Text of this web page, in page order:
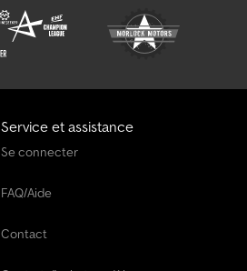
Service et assistance
Se connecter
FAQ/Aide
Contact